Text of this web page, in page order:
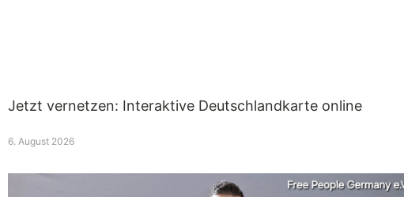
Jetzt vernetzen: Interaktive Deutschlandkarte online
6. August 2026